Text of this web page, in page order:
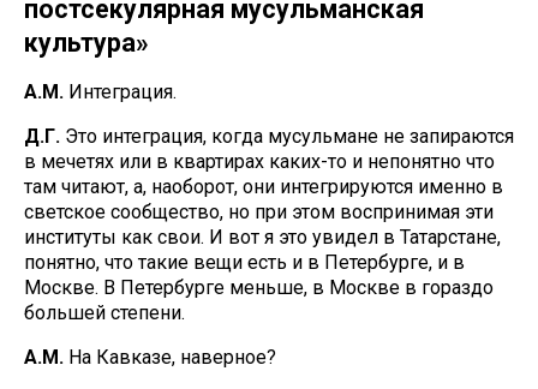
постсекулярная мусульманская
культура»
А.М. Интеграция.
Д.Г. Это интеграция, когда мусульмане не запираются
в мечетях или в квартирах каких-то и непонятно что
там читают, а, наоборот, они интегрируются именно в
светское сообщество, но при этом воспринимая эти
институты как свои. И вот я это увидел в Татарстане,
понятно, что такие вещи есть и в Петербурге, и в
Москве. В Петербурге меньше, в Москве в гораздо
большей степени.
А.М. На Кавказе, наверное?